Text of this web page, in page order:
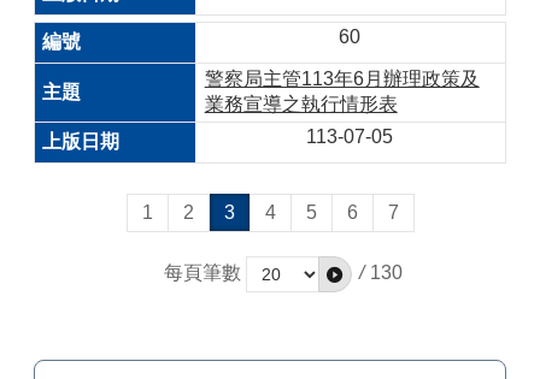
60
警察局主管113年6月辦理政策及
業務宣導之執行情形表
113-07-05
1 2 3 4 5 6 7
每頁筆數 / 130